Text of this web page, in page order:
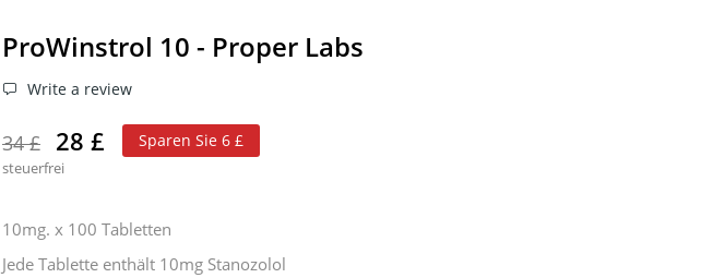
ProWinstrol 10 - Proper Labs
Write a review
34 £ 28 £ Sparen Sie 6 £
steuerfrei
10mg. x 100 Tabletten
Jede Tablette enthält 10mg Stanozolol